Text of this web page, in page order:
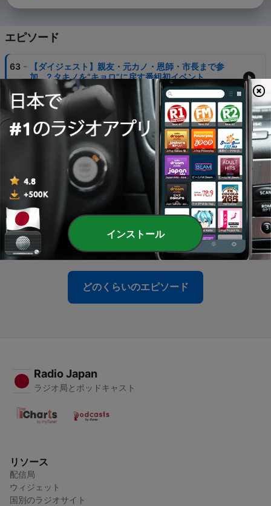
エピソード
63 -
【ダイジェスト】親友・元カノ・恩師・市長まで参
加…？タキノを“キョロ”に戻す番組初イベント
05 8月 2026
62
31 7月 2026
タキノ塾校歌
60 - #60 送信取り消し
24 7月 2026
59 - #59 動物園のゴリラか！（ゲスト：カラタチ）
17 7月 2026
どのくらいのエピソード
Radio Japan
ラジオ局とポッドキャスト
リソース
配信局
ウィジェット
国別のラジオサイト
インストール